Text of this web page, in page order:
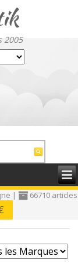
2005
|
66710 articles